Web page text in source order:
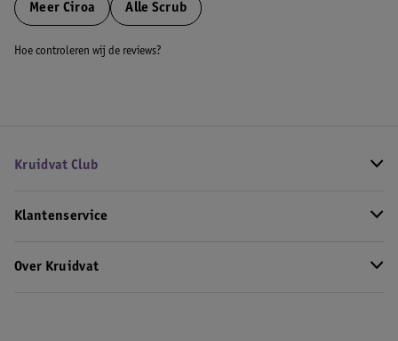
Meer Ciroa Alle Scrub
Hoe controleren wij de reviews?
Kruidvat Club
Klantenservice
Over Kruidvat